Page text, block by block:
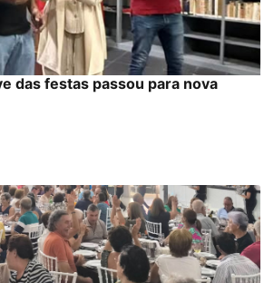
das festas passou para nova